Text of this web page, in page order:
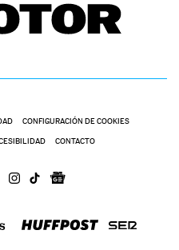
CONFIGURACIÓN DE COOKIES
CONTACTO